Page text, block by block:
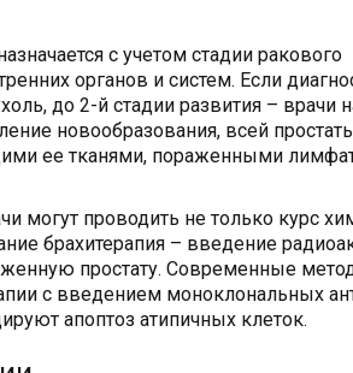
с учетом стадии ракового
органов и систем. Если
до 2-й стадии развития – врачи
новообразования, всей
ее тканями, пораженными
могут проводить не только курс
брахитерапия – введение
простату. Современные
с введением моноклональных
апоптоз атипичных клеток.